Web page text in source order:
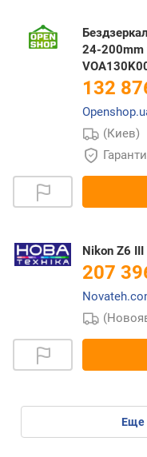
24-200mm
132
(Киев)
Nikon Z6 III
207
eще